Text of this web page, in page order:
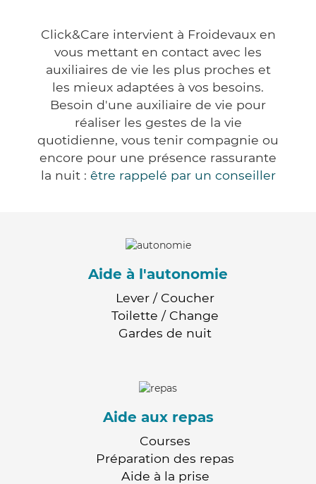
Click&Care intervient à Froidevaux en
vous mettant en contact avec les
auxiliaires de vie les plus proches et
les mieux adaptées à vos besoins.
Besoin d'une auxiliaire de vie pour
réaliser les gestes de la vie
quotidienne, vous tenir compagnie ou
encore pour une présence rassurante
la nuit : être rappelé par un conseiller
Aide à l'autonomie
Lever / Coucher
Toilette / Change
Gardes de nuit
Aide aux repas
Courses
Préparation des repas
Aide à la prise